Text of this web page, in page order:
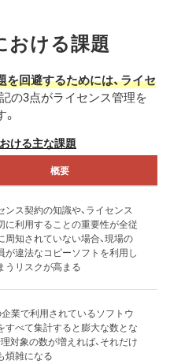
おける課題
回避するためには、ライセ
記の3点がライセンス管理を
ける主な課題
概要
ンス契約の知識や、ライセンス
に利用することの重要性が全従
周知されていない場合、現場の
が違法なコピーソフトを利用し
うリスクが高まる
業で利用されているソフトウ
すべて集計すると膨大な数とな
理対象の数が増えれば、それだけ
煩雑になる